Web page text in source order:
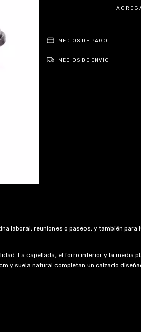
MEDIOS DE PAGO
MEDIOS DE ENVÍO
laboral, reuniones o paseos, y también
La capellada, el forro interior y la media
y suela natural completan un calzado